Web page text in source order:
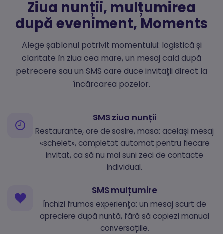
Ziua nunții, mulțumirea
după eveniment, Moments
Alege șablonul potrivit momentului: logistică și
claritate în ziua cea mare, un mesaj cald după
petrecere sau un SMS care duce invitații direct la
încărcarea pozelor.
SMS ziua nunții
Restaurante, ore de sosire, masa: același mesaj
«schelet», completat automat pentru fiecare
invitat, ca să nu mai suni zeci de contacte
individual.
SMS mulțumire
Închizi frumos experiența: un mesaj scurt de
apreciere după nuntă, fără să copiezi manual
conversațiile.